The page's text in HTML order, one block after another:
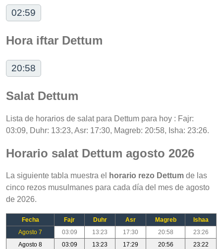
02:59
Hora iftar Dettum
20:58
Salat Dettum
Lista de horarios de salat para Dettum para hoy : Fajr:
03:09, Duhr: 13:23, Asr: 17:30, Magreb: 20:58, Isha: 23:26.
Horario salat Dettum agosto 2026
La siguiente tabla muestra el horario rezo Dettum de las
cinco rezos musulmanes para cada día del mes de agosto
de 2026.
Fecha Fajr Duhr Asr Magreb
Ishaa
Agosto 7
03:09 13:23 17:30 20:58
23:26
Agosto 8
03:09 13:23 17:29 20:56
23:22